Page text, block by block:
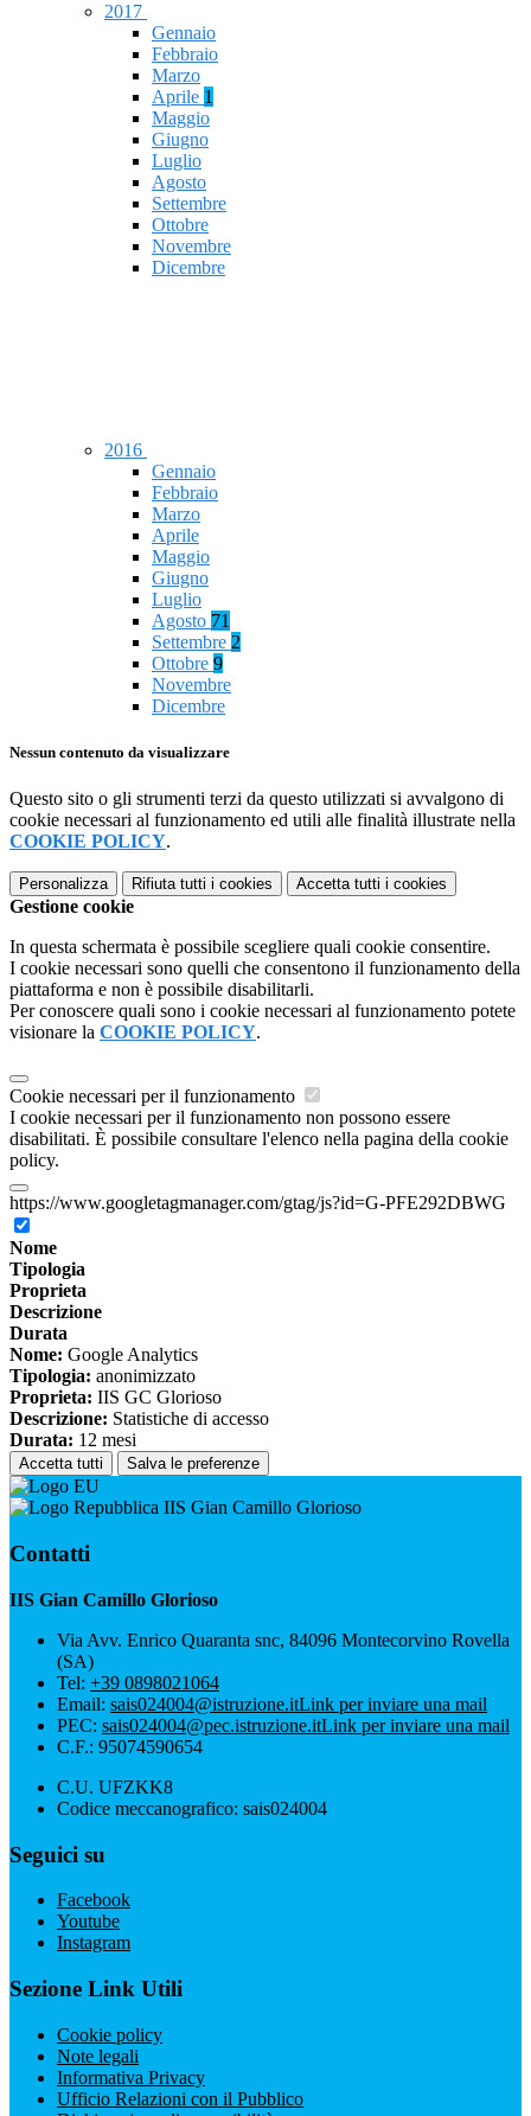
2017
Gennaio
Febbraio
Marzo
Aprile 1
Maggio
Giugno
Luglio
Agosto
Settembre
Ottobre
Novembre
Dicembre
2016
Gennaio
Febbraio
Marzo
Aprile
Maggio
Giugno
Luglio
Agosto 71
Settembre 2
Ottobre 9
Novembre
Dicembre
Nessun contenuto da visualizzare
Questo sito o gli strumenti terzi da questo utilizzati si avvalgono di
cookie necessari al funzionamento ed utili alle finalità illustrate nella
COOKIE POLICY.
Personalizza Rifiuta tutti i cookies Accetta tutti i cookies
Gestione cookie
In questa schermata è possibile scegliere quali cookie consentire.
I cookie necessari sono quelli che consentono il funzionamento della
piattaforma e non è possibile disabilitarli.
Per conoscere quali sono i cookie necessari al funzionamento potete
visionare la COOKIE POLICY.
Cookie necessari per il funzionamento
I cookie necessari per il funzionamento non possono essere
disabilitati. È possibile consultare l'elenco nella pagina della cookie
policy.
https://www.googletagmanager.com/gtag/js?id=G-PFE292DBWG
Nome
Tipologia
Proprieta
Descrizione
Durata
Nome: Google Analytics
Tipologia: anonimizzato
Proprieta: IIS GC Glorioso
Descrizione: Statistiche di accesso
Durata: 12 mesi
Accetta tutti Salva le preferenze
IIS Gian Camillo Glorioso
Contatti
IIS Gian Camillo Glorioso
Via Avv. Enrico Quaranta snc, 84096 Montecorvino Rovella
(SA)
Tel: +39 0898021064
Email: sais024004@istruzione.itLink per inviare una mail
PEC: sais024004@pec.istruzione.itLink per inviare una mail
C.F.: 95074590654
C.U. UFZKK8
Codice meccanografico: sais024004
Seguici su
Facebook
Youtube
Instagram
Sezione Link Utili
Cookie policy
Note legali
Informativa Privacy
Ufficio Relazioni con il Pubblico